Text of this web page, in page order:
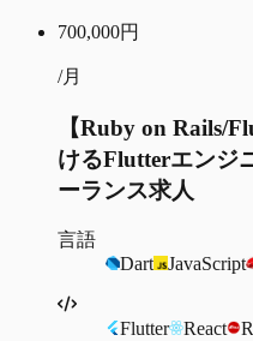
700,000円
/月
【Ruby on Rails/
けるFlutterエンジ
ーランス求人
言語
Dart
JavaScript
Flutter React